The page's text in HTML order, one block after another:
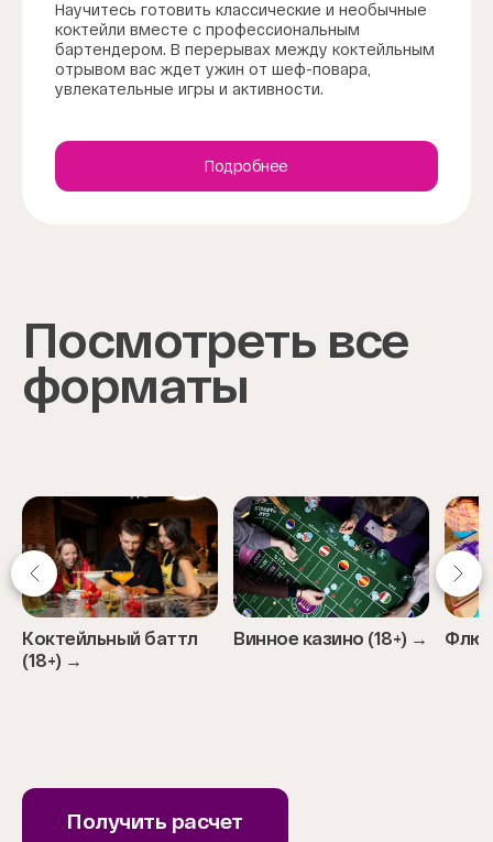
Научитесь готовить классические и необычные
коктейли вместе с профессиональным
бартендером. В перерывах между коктейльным
отрывом вас ждет ужин от шеф-повара,
увлекательные игры и активности.
Подробнее
Посмотреть все
форматы
Коктейльный баттл
(18+) →
Винное казино (18+) →
Получить расчет